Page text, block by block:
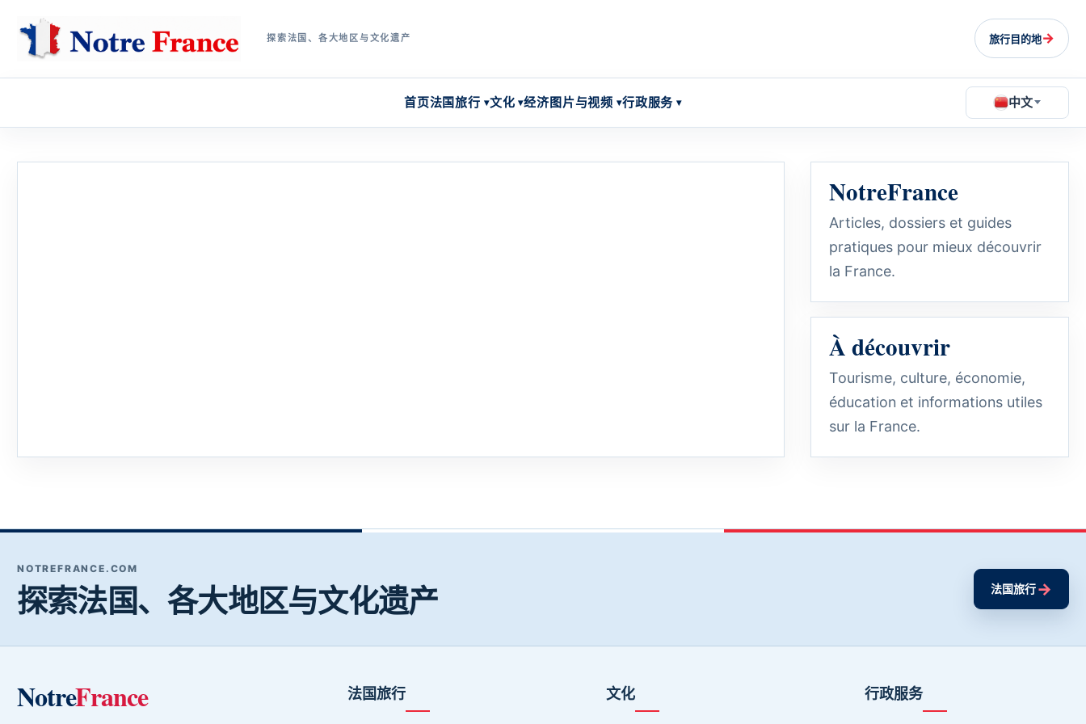
探索法国、各大地区与文化遗产 旅行目的地→
首页法国旅行 文化 经济图片与视频 行政服务 中文
NotreFrance
Articles, dossiers et guides
pratiques pour mieux découvrir
la France.
À découvrir
Tourisme, culture, économie,
éducation et informations utiles
sur la France.
NOTREFRANCE.COM
探索法国、各大地区与文化遗产 法国旅行→
NotreFrance 法国旅行 文化 行政服务